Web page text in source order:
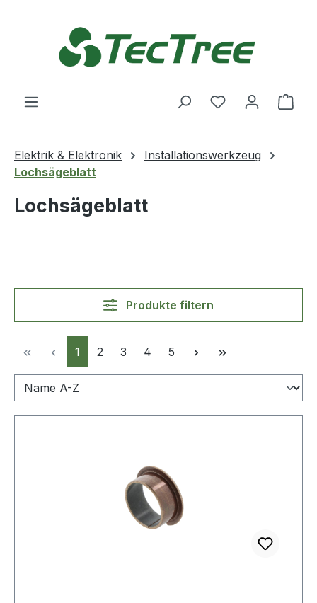
Du hast 0
Elektrik & Elektronik
Installationswerkzeug
Lochsägeblatt
Lochsägeblatt
Produkte filtern
Seite
1 Seite
2 Seite
3 Seite
4 Seite
5